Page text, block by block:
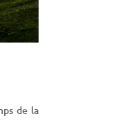
de la